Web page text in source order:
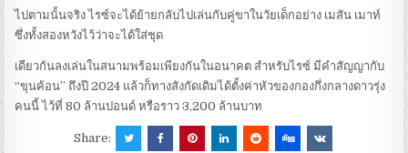
ไปตามนั้นจริง ไรซ์จะได้ย้ายกลับไปเล่นกับคู่ขาในวัยเด็กอย่าง เมสัน เมาท์
ซึ่งทั้งสองหวังไว้ว่าจะได้ใส่ชุด
เดียวกันลงเล่นในสนามพร้อมเพียงกันในอนาคต สำหรับไรซ์ มีคำสัญญากับ
“ขุนค้อน” ถึงปี 2024 แล้วก็ทางสังกัดเดิมได้ตั้งค่าหัวของกองกึ่งกลางดาวรุ่ง
คนนี้ ไว้ที่ 80 ล้านปอนด์ หรือราว 3,200 ล้านบาท
Share: